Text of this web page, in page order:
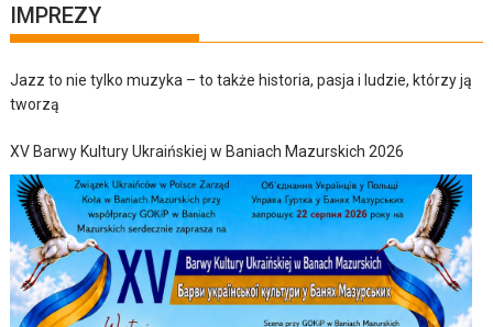
IMPREZY
Jazz to nie tylko muzyka – to także historia, pasja i ludzie, którzy ją
tworzą
XV Barwy Kultury Ukraińskiej w Baniach Mazurskich 2026